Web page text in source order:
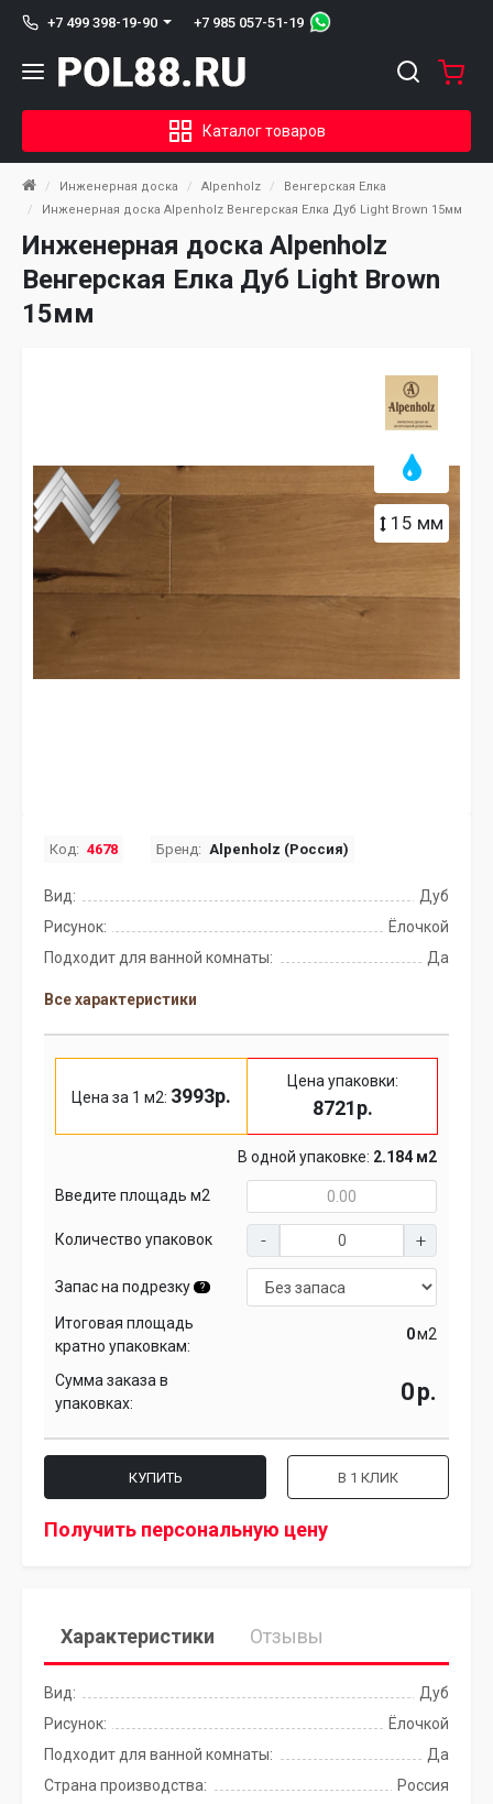
+7 499 398-19-90 +7 985 057-51-19
Каталог товаров
Инженерная доска Alpenholz
Венгерская Елка
Инженерная доска Alpenholz Венгерская Елка Дуб Light Brown 15мм
Инженерная доска Alpenholz
Венгерская Елка Дуб Light Brown
15мм
15 мм
Код: 4678 Бренд: Alpenholz (Россия)
Вид:
Дуб
Рисунок:
Ёлочкой
Подходит для ванной комнаты:
Да
Все характеристики
Цена за 1 м2: 3993р.
Цена упаковки:
8721р.
В одной упаковке: 2.184 м2
Введите площадь м2
Количество упаковок
Запас на подрезку ?
Итоговая площадь
кратно упаковкам:
м2
Сумма заказа в
упаковках:
р.
КУПИТЬ В 1 КЛИК
Получить персональную цену
Характеристики Отзывы
Вид:
Дуб
Рисунок:
Ёлочкой
Подходит для ванной комнаты:
Да
Страна производства:
Россия